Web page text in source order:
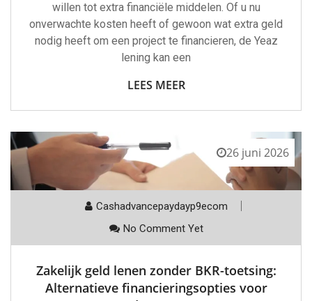
willen tot extra financiële middelen. Of u nu
onverwachte kosten heeft of gewoon wat extra geld
nodig heeft om een project te financieren, de Yeaz
lening kan een
LEES MEER
26 juni 2026
Cashadvancepaydayp9ecom
No Comment Yet
Zakelijk geld lenen zonder BKR-toetsing:
Alternatieve financieringsopties voor